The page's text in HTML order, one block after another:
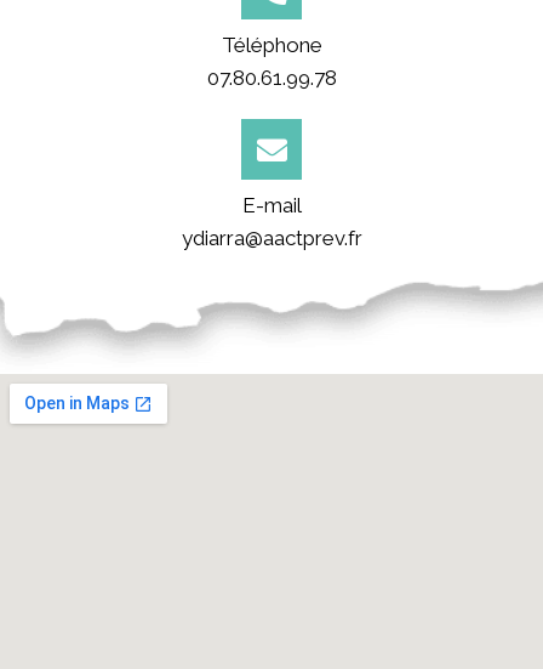
Téléphone
07.80.61.99.78
E-mail
ydiarra@aactprev.fr